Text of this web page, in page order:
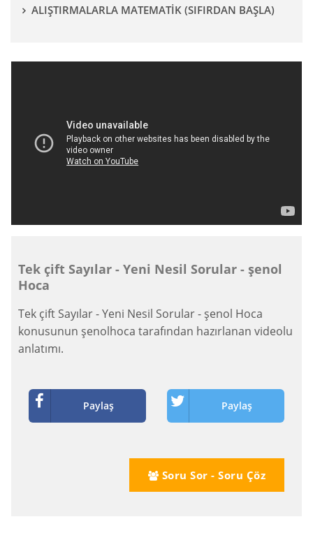
ALIŞTIRMALARLA MATEMATİK (SIFIRDAN BAŞLA)
Tek çift Sayılar - Yeni Nesil Sorular - şenol
Hoca
Tek çift Sayılar - Yeni Nesil Sorular - şenol Hoca
konusunun şenolhoca tarafından hazırlanan videolu
anlatımı.
Paylaş Paylaş
Soru Sor - Soru Çöz